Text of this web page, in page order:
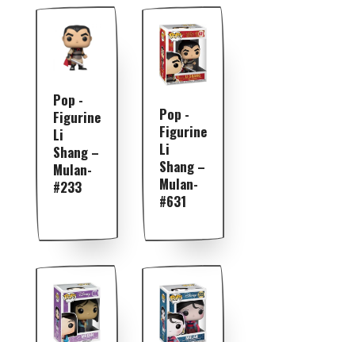
Pop -
Figurine
Li
Shang –
Mulan-
#233
Pop -
Figurine
Li
Shang –
Mulan-
#631